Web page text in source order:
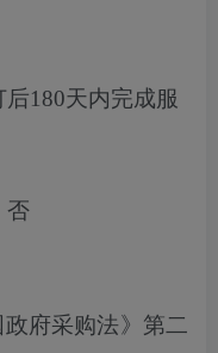
180天内完成服
否
府采购法》第二